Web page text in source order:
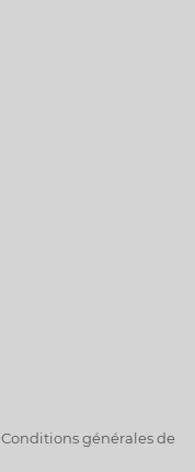
Conditions générales de